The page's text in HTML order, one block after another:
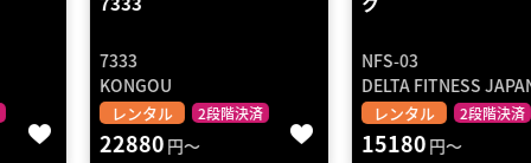
レンタル 2段階決済
22880 円～
DELTA FITNESS JAPAN
レンタル 2段階決済
15180 円～